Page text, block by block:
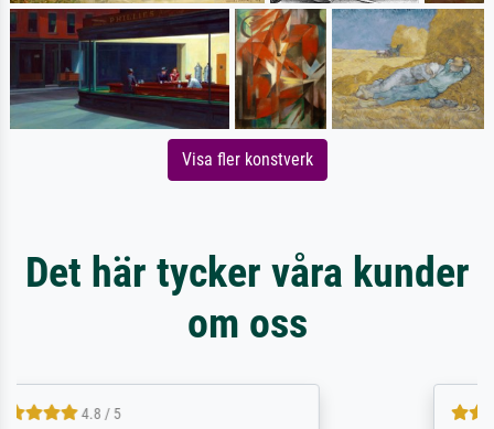
Visa fler konstverk
Det här tycker våra kunder
om oss